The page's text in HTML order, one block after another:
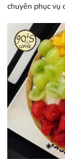
chuyên phục vụ